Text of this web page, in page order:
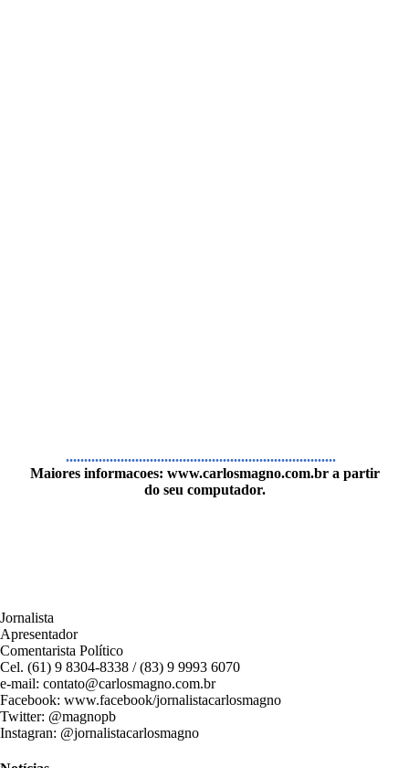
..........................................................................
Maiores informacoes: www.carlosmagno.com.bra partir
do seu computador.
Jornalista
Apresentador
Comentarista Político
Cel. (61) 9 8304-8338 / (83) 9 9993 6070
e-mail: contato@carlosmagno.com.br
Facebook: www.facebook/jornalistacarlosmagno
Twitter: @magnopb
Instagran: @jornalistacarlosmagno